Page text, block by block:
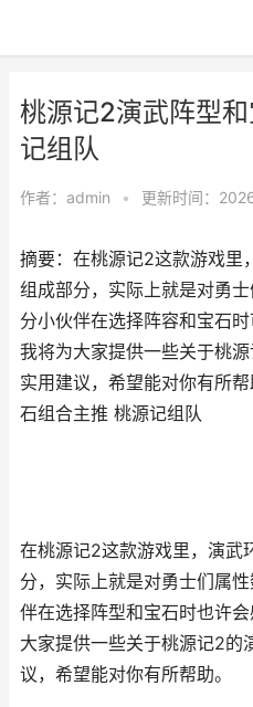
桃源记2演武阵型
记组队
作者： admin • 更新时间：
摘要：在桃源记2这款游戏里
组成部分，实际上就是对勇
分小伙伴在选择阵容和宝石
我将为大家提供一些关于桃
实用建议，希望能对你有所
石组合主推 桃源记组队
在桃源记2这款游戏里，演武
分，实际上就是对勇士们属
伴在选择阵型和宝石时也许
大家提供一些关于桃源记2的
议，希望能对你有所帮助。